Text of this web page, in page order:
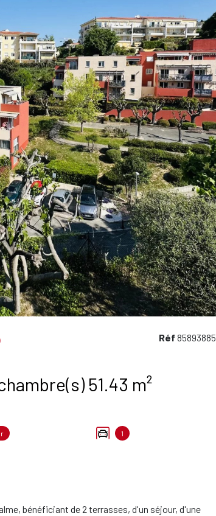
Appartement 2 pièce(s) 1 chambre(s) 51.43 m²
1
Réf 85893885
bénéficiant de 2 terrasses, d'un séjour, d'une